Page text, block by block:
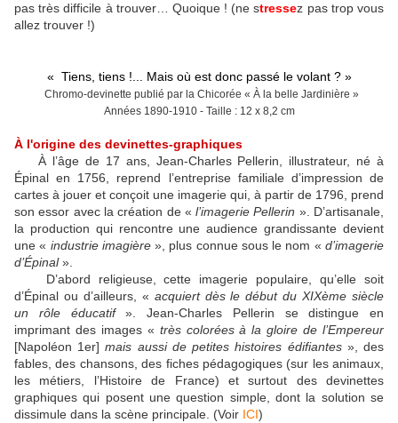
pas très difficile à trouver… Quoique ! (ne stressez pas trop vous
allez trouver !)
« Tiens, tiens !... Mais où est donc passé le volant ? »
Chromo-devinette publié par la Chicorée « À la belle Jardinière »
Années 1890-1910 - Taille : 12 x 8,2 cm
À l'origine des devinettes-graphiques
À l’âge de 17 ans, Jean-Charles Pellerin, illustrateur, né à
Épinal en 1756, reprend l’entreprise familiale d’impression de
cartes à jouer et conçoit une imagerie qui, à partir de 1796, prend
son essor avec la création de « l’imagerie Pellerin ». D’artisanale,
la production qui rencontre une audience grandissante devient
une « industrie imagière», plus connue sous le nom «d’imagerie
d’Épinal».
D’abord religieuse, cette imagerie populaire, qu’elle soit
d’Épinal ou d’ailleurs, « acquiert dès le début du XIXème siècle
un rôle éducatif». Jean-Charles Pellerin se distingue en
imprimant des images « très colorées à la gloire de l’Empereur
[Napoléon 1er]mais aussi de petites histoires édifiantes», des
fables, des chansons, des fiches pédagogiques (sur les animaux,
les métiers, l’Histoire de France) et surtout des devinettes
graphiques qui posent une question simple, dont la solution se
dissimule dans la scène principale. (Voir ICI)